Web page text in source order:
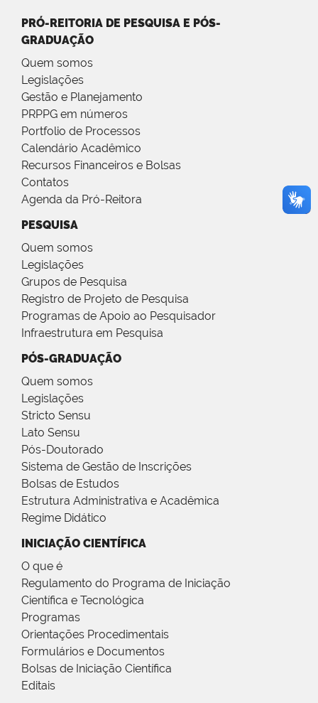
PRÓ-REITORIA DE PESQUISA E PÓS-
GRADUAÇÃO
Quem somos
Legislações
Gestão e Planejamento
PRPPG em números
Portfolio de Processos
Calendário Acadêmico
Recursos Financeiros e Bolsas
Contatos
Agenda da Pró-Reitora
PESQUISA
Quem somos
Legislações
Grupos de Pesquisa
Registro de Projeto de Pesquisa
Programas de Apoio ao Pesquisador
Infraestrutura em Pesquisa
PÓS-GRADUAÇÃO
Quem somos
Legislações
Stricto Sensu
Lato Sensu
Pós-Doutorado
Sistema de Gestão de Inscrições
Bolsas de Estudos
Estrutura Administrativa e Acadêmica
Regime Didático
INICIAÇÃO CIENTÍFICA
O que é
Regulamento do Programa de Iniciação
Científica e Tecnológica
Programas
Orientações Procedimentais
Formulários e Documentos
Bolsas de Iniciação Científica
Editais